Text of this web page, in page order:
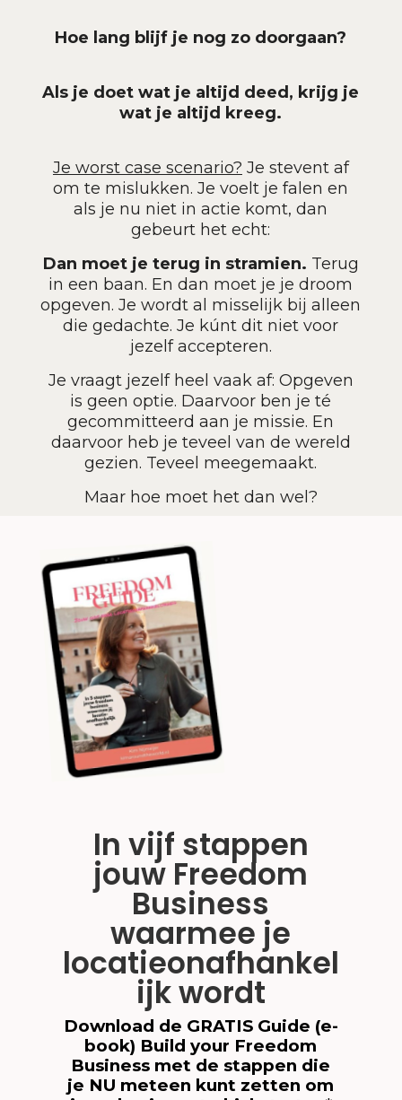
Hoe lang blijf je nog zo doorgaan?
Als je doet wat je altijd deed, krijg je
wat je altijd kreeg.
Je worst case scenario? Je stevent af
om te mislukken. Je voelt je falen en
als je nu niet in actie komt, dan
gebeurt het echt:
Dan moet je terug in stramien. Terug
in een baan. En dan moet je je droom
opgeven. Je wordt al misselijk bij alleen
die gedachte. Je kúnt dit niet voor
jezelf accepteren.
Je vraagt jezelf heel vaak af: Opgeven
is geen optie. Daarvoor ben je té
gecommitteerd aan je missie. En
daarvoor heb je teveel van de wereld
gezien. Teveel meegemaakt.
Maar hoe moet het dan wel?
In vijf stappen
jouw Freedom
Business
waarmee je
locatieonafhankel
ijk wordt
Download de GRATIS Guide (e-
book) Build your Freedom
Business met de stappen die
je NU meteen kunt zetten om